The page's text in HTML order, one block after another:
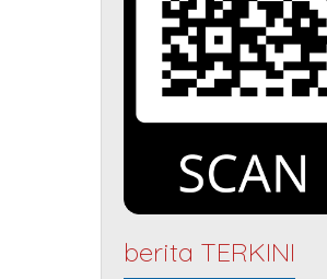
berita TERKINI